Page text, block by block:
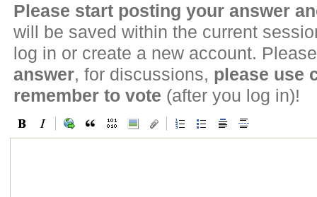
Please start posting your answer
will be saved within the current
log in or create a new account.
answer, for discussions, please use
remember to vote (after you log in)!